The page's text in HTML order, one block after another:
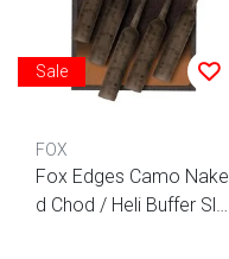
Sale
FOX
Fox Edges Camo Nake
d Chod / Heli Buffer Sle